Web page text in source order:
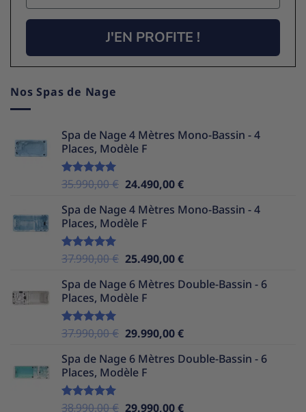
J'EN PROFITE !
Nos Spas de Nage
Spa de Nage 4 Mètres Mono-Bassin - 4
Places, Modèle F
Note5.00
35.990,00€ Le
initial
était :
24.490,00€Le
actuel
Spa de Nage 4 Mètres Mono-Bassin - 4
Places, Modèle F
Note5.00
37.990,00€ Le
initial
était :
25.490,00€Le
actuel
Spa de Nage 6 Mètres Double-Bassin - 6
Places, Modèle F
Note5.00
37.990,00€ Le
initial
était :
29.990,00€Le
actuel
Spa de Nage 6 Mètres Double-Bassin - 6
Places, Modèle F
Note5.00
38.990,00€ Le
29.990,00€Le